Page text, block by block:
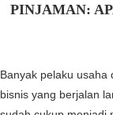
PINJAMAN:
Banyak pelaku usaha
bisnis yang berjalan